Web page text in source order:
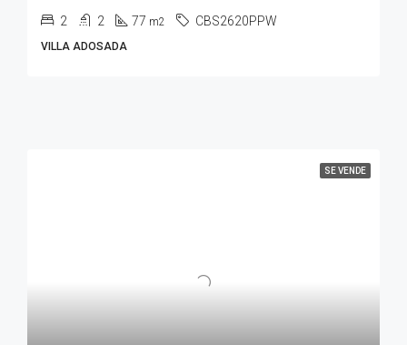
2 2 77 m2 CBS2620PPW
VILLA ADOSADA
SE VENDE